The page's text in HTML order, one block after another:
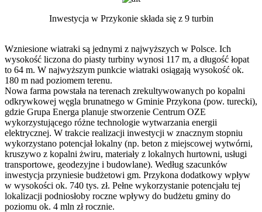
Inwestycja w Przykonie składa się z 9 turbin
Wzniesione wiatraki są jednymi z najwyższych w Polsce. Ich
wysokość liczona do piasty turbiny wynosi 117 m, a długość łopat
to 64 m. W najwyższym punkcie wiatraki osiągają wysokość ok.
180 m nad poziomem terenu.
Nowa farma powstała na terenach zrekultywowanych po kopalni
odkrywkowej węgla brunatnego w Gminie Przykona (pow. turecki),
gdzie Grupa Energa planuje stworzenie Centrum OZE
wykorzystującego różne technologie wytwarzania energii
elektrycznej. W trakcie realizacji inwestycji w znacznym stopniu
wykorzystano potencjał lokalny (np. beton z miejscowej wytwórni,
kruszywo z kopalni żwiru, materiały z lokalnych hurtowni, usługi
transportowe, geodezyjne i budowlane). Według szacunków
inwestycja przyniesie budżetowi gm. Przykona dodatkowy wpływ
w wysokości ok. 740 tys. zł. Pełne wykorzystanie potencjału tej
lokalizacji podniosłoby roczne wpływy do budżetu gminy do
poziomu ok. 4 mln zł rocznie.